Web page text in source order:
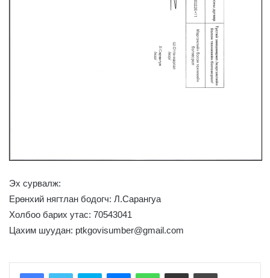
Эх сурвалж:
Ерөнхий нягтлан бодогч: Л.Сарангуа
Холбоо барих утас: 70543041
Цахим шуудан: ptkgovisumber@gmail.com
Skype MessengerWhatsAppShare via Email Print